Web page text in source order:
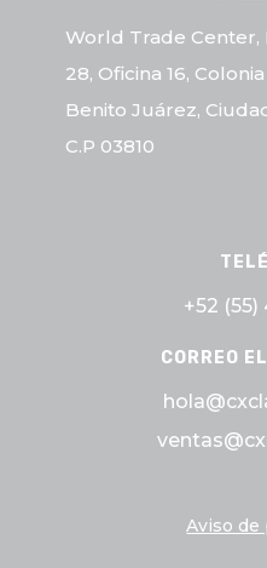
World Trade Center,
28, Oficina 16,
Benito Juárez,
C.P 03810
+52 (55)
CORREO
Aviso de